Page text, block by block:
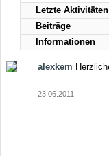
Letzte Aktivitäten
Beiträge
Informationen
alexkem
23.06.2011